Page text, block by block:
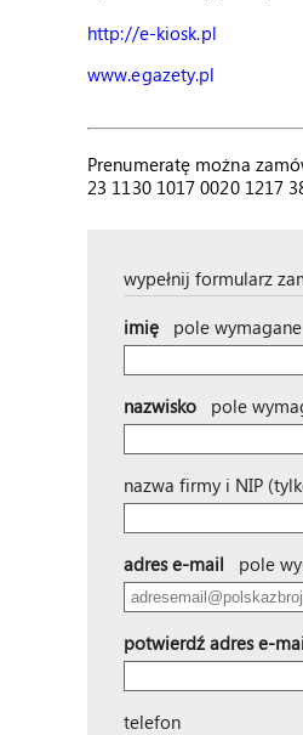
http://e-kiosk.pl
www.egazety.pl
Prenumeratę można
23 1130 1017 0020 1217
wypełnij formularz
imię
pole wymagane
nazwisko pole
nazwa firmy i NIP
adres e-mail pole
potwierdź adres e-
telefon